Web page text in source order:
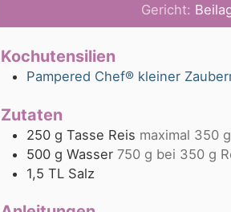
Gericht:
Kochutensilien
Pampered Chef® kleiner
Zutaten
250 g Tasse Reis maximal 350 g
500 g Wasser 750 g bei 350 g
1,5 TL Salz